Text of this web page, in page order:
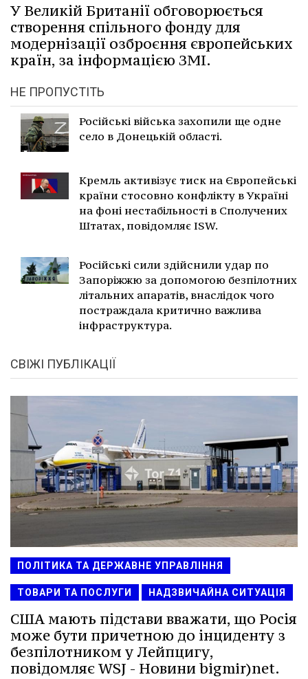
У Великій Британії обговорюється
створення спільного фонду для
модернізації озброєння європейських
країн, за інформацією ЗМІ.
НЕ ПРОПУСТІТЬ
Російські війська захопили ще одне
село в Донецькій області.
Кремль активізує тиск на Європейські
країни стосовно конфлікту в Україні
на фоні нестабільності в Сполучених
Штатах, повідомляє ISW.
Російські сили здійснили удар по
Запоріжжю за допомогою безпілотних
літальних апаратів, внаслідок чого
постраждала критично важлива
інфраструктура.
СВІЖІ ПУБЛІКАЦІЇ
ПОЛІТИКА ТА ДЕРЖАВНЕ УПРАВЛІННЯ
ТОВАРИ ТА ПОСЛУГИ НАДЗВИЧАЙНА СИТУАЦІЯ
США мають підстави вважати, що Росія
може бути причетною до інциденту з
безпілотником у Лейпцигу,
повідомляє WSJ - Новини bigmir)net.